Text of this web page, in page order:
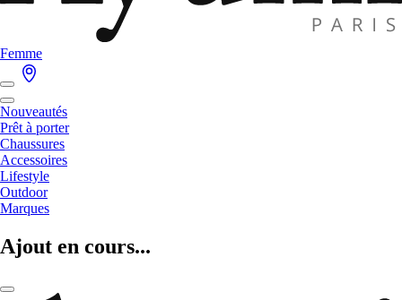
Femme
Nouveautés
Prêt à porter
Chaussures
Accessoires
Lifestyle
Outdoor
Marques
Ajout en cours...